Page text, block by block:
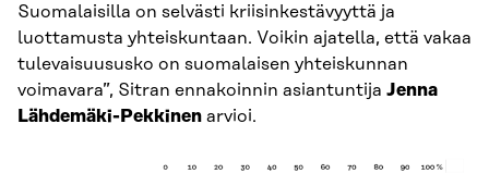
Suomalaisilla on selvästi kriisinkestävyyttä ja
luottamusta yhteiskuntaan. Voikin ajatella, että vakaa
tulevaisuususko on suomalaisen yhteiskunnan
voimavara”, Sitran ennakoinnin asiantuntija Jenna
Lähdemäki-Pekkinen arvioi.